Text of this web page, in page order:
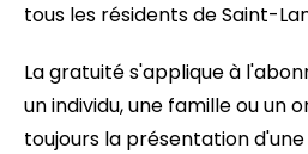
tous les résidents de Saint-
La gratuité s'applique à
un individu, une famille ou un
toujours la présentation